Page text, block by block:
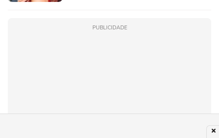
PUBLICIDADE